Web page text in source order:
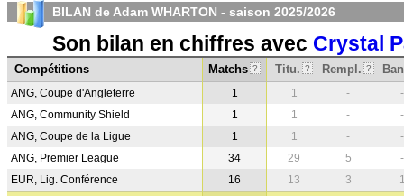
BILAN de Adam WHARTON - saison 2025/2026
Son bilan en chiffres avec Crystal
Compétitions Matchs ? Titu. ? Rempl. ?
ANG, Coupe d'Angleterre 1 1 -
-
ANG, Community Shield
1 1 -
-
ANG, Coupe de la Ligue
1 1 -
-
ANG, Premier League
34 29 5
-
EUR, Lig. Conférence
16 13 3